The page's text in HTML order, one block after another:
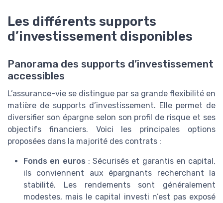
Les différents supports
d’investissement disponibles
Panorama des supports d’investissement
accessibles
L’assurance-vie se distingue par sa grande flexibilité en
matière de supports d’investissement. Elle permet de
diversifier son épargne selon son profil de risque et ses
objectifs financiers. Voici les principales options
proposées dans la majorité des contrats :
Fonds en euros : Sécurisés et garantis en capital,
ils conviennent aux épargnants recherchant la
stabilité. Les rendements sont généralement
modestes, mais le capital investi n’est pas exposé